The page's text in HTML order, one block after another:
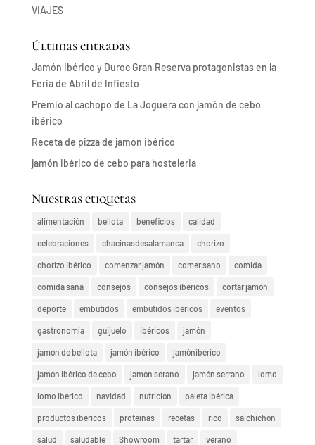
VIAJES
Últimas entradas
Jamón ibérico y Duroc Gran Reserva protagonistas en la
Feria de Abril de Infiesto
Premio al cachopo de La Joguera con jamón de cebo
ibérico
Receta de pizza de jamón ibérico
jamón ibérico de cebo para hosteleria
Nuestras etiquetas
alimentación bellota beneficios calidad
celebraciones chacinasdesalamanca chorizo
chorizo ibérico comenzar jamón comer sano comida
comida sana consejos consejos ibéricos cortar jamón
deporte embutidos embutidos ibéricos eventos
gastronomía guijuelo ibéricos jamón
jamón de bellota jamón ibérico jamónibérico
jamón ibérico de cebo jamón serano jamón serrano lomo
lomo ibérico navidad nutrición paleta ibérica
productos ibéricos proteínas recetas rico salchichón
salud saludable Showroom tartar verano